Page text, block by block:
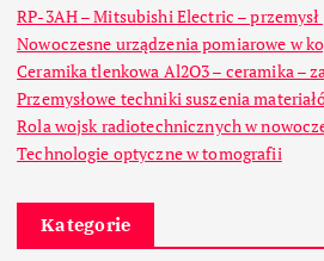
RP-3AH – Mitsubishi Electric –
Nowoczesne urządzenia pomiarowe w
Ceramika tlenkowa Al2O3 – ceramika –
Przemysłowe techniki suszenia
Rola wojsk radiotechnicznych w
Technologie optyczne w tomografii
Kategorie